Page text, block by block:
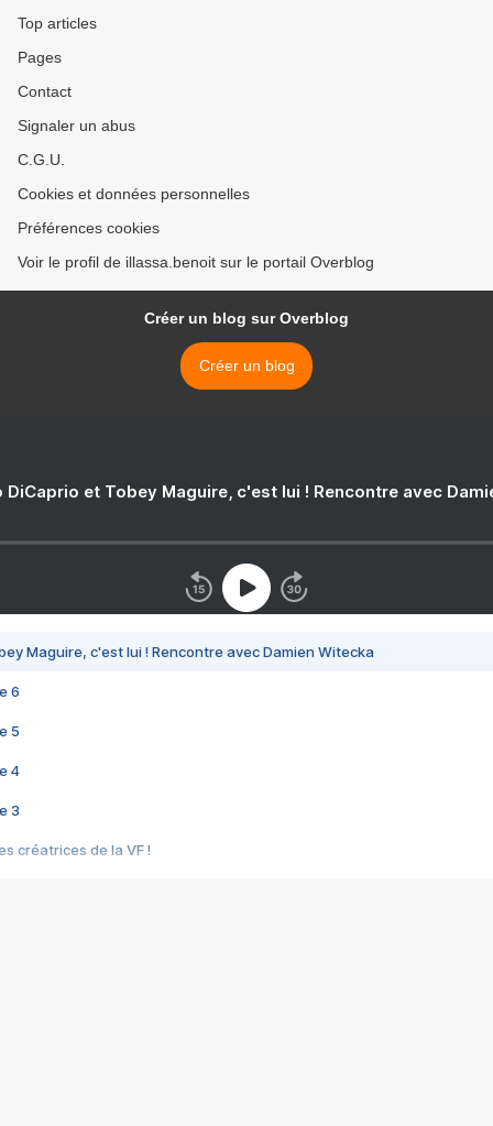
Top articles
Pages
Contact
Signaler un abus
C.G.U.
Cookies et données personnelles
Préférences cookies
Voir le profil de illassa.benoit sur le portail Overblog
Créer un blog sur Overblog
Créer un blog
DiCaprio et Tobey Maguire, c'est lui ! Rencontre avec
Maguire, c'est lui ! Rencontre avec Damien Witecka
6
5
4
3
créatrices de la VF !